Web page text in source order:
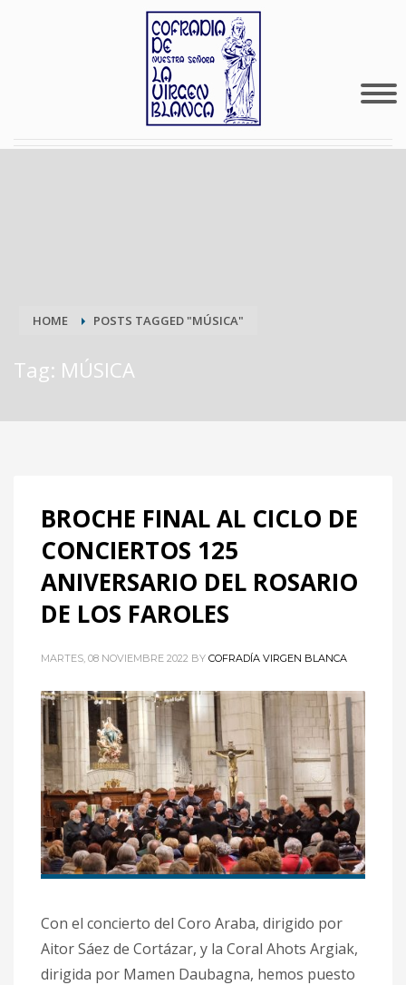
HOME POSTS TAGGED "MÚSICA"
Tag: MÚSICA
BROCHE FINAL AL CICLO DE
CONCIERTOS 125
ANIVERSARIO DEL ROSARIO
DE LOS FAROLES
MARTES, 08 NOVIEMBRE 2022 BY COFRADÍA VIRGEN BLANCA
Con el concierto del Coro Araba, dirigido por
Aitor Sáez de Cortázar, y la Coral Ahots Argiak,
dirigida por Mamen Daubagna, hemos puesto